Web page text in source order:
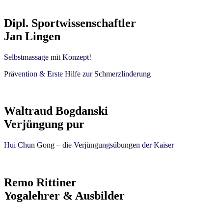
Dipl. Sportwissenschaftler
Jan Lingen
Selbstmassage mit Konzept!
Prävention & Erste Hilfe zur Schmerzlinderung
Waltraud Bogdanski
Verjüngung pur
Hui Chun Gong – die Verjüngungsübungen der Kaiser
Remo Rittiner
Yogalehrer & Ausbilder